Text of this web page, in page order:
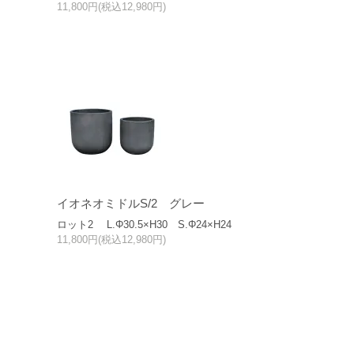
11,800円(税込12,980円)
イオネオミドルS/2 グレー
ロット2 L.Φ30.5×H30 S.Φ24×H24
11,800円(税込12,980円)